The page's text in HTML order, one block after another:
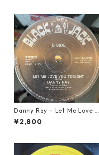
Danny Ray – Let Me Love Yo
u Tonight【12-30001】
¥2,800